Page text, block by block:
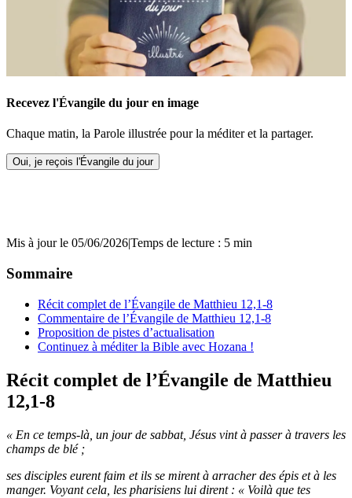
Recevez l'Évangile du jour en image
Chaque matin, la Parole illustrée pour la méditer et la partager.
Oui, je reçois l'Évangile du jour
Mis à jour le 05/06/2026|Temps de lecture : 5 min
Sommaire
Récit complet de l’Évangile de Matthieu 12,1-8
Commentaire de l’Évangile de Matthieu 12,1-8
Proposition de pistes d’actualisation
Continuez à méditer la Bible avec Hozana !
Récit complet de l’Évangile de Matthieu
12,1-8
« En ce temps-là, un jour de sabbat, Jésus vint à passer à travers les
champs de blé ;
ses disciples eurent faim et ils se mirent à arracher des épis et à les
manger. Voyant cela, les pharisiens lui dirent : « Voilà que tes